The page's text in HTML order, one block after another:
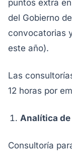
puntos extra
del Gobierno
convocatorias
este año).
Las
12 horas por
Analítica de
Consultoría